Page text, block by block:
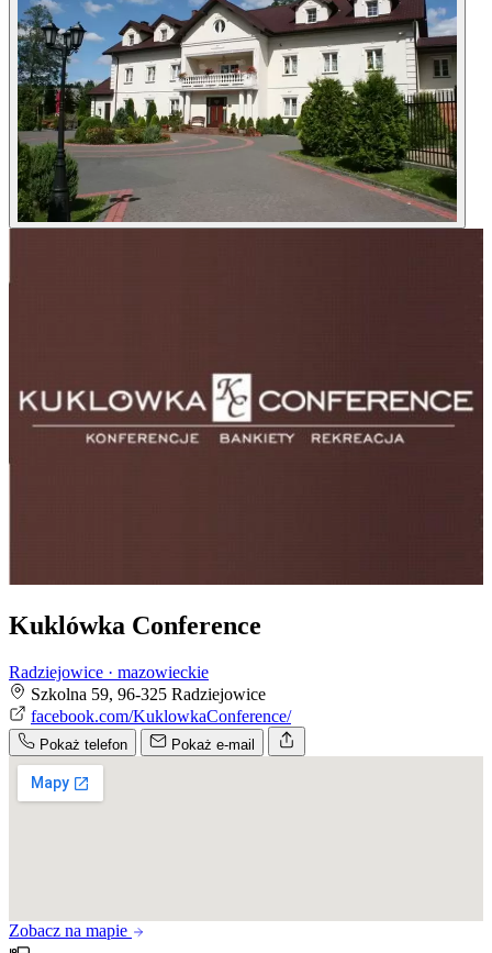
Kuklówka Conference
Radziejowice · mazowieckie
Szkolna 59, 96-325 Radziejowice
facebook.com/KuklowkaConference/
Pokaż telefon Pokaż e-mail
Zobacz na mapie